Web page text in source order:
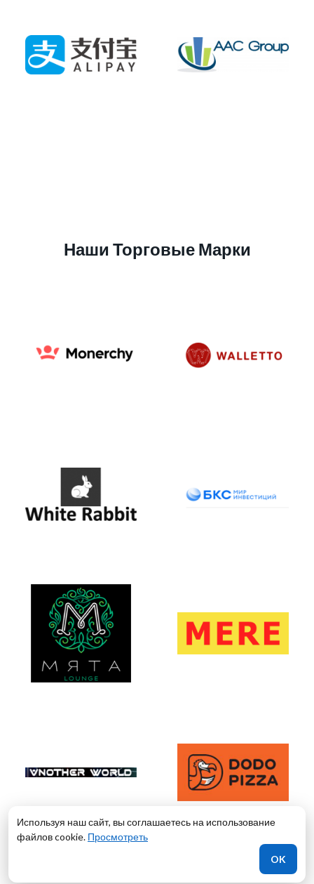
Наши Торговые Марки
Используя наш сайт, вы соглашаетесь на использование
файлов cookie. Просмотреть
OK